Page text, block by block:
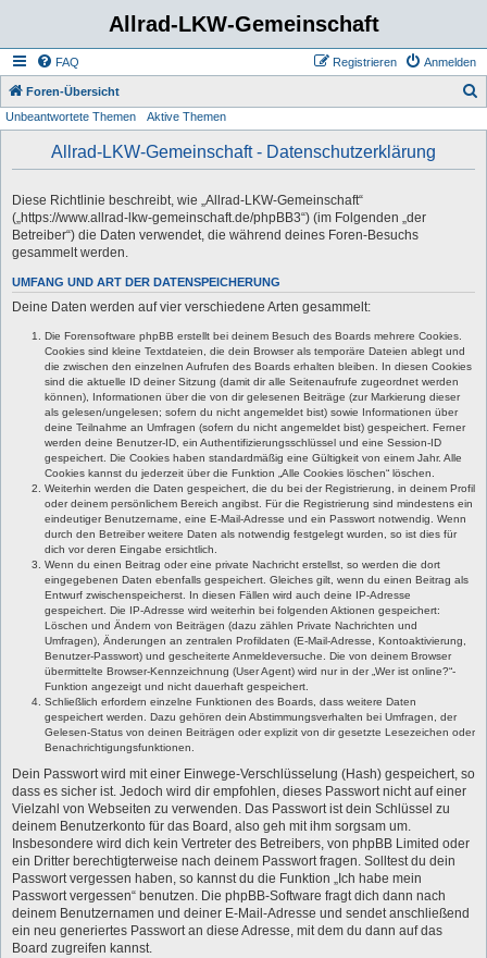
Allrad-LKW-Gemeinschaft
FAQ Anmelden
Registrieren
Foren-Übersicht
Unbeantwortete Themen Aktive Themen
Allrad-LKW-Gemeinschaft - Datenschutzerklärung
Diese Richtlinie beschreibt, wie „Allrad-LKW-Gemeinschaft“
(„https://www.allrad-lkw-gemeinschaft.de/phpBB3“) (im Folgenden „der
Betreiber“) die Daten verwendet, die während deines Foren-Besuchs
gesammelt werden.
UMFANG UND ART DER DATENSPEICHERUNG
Deine Daten werden auf vier verschiedene Arten gesammelt:
Die Forensoftware phpBB erstellt bei deinem Besuch des Boards mehrere Cookies.
Cookies sind kleine Textdateien, die dein Browser als temporäre Dateien ablegt und
die zwischen den einzelnen Aufrufen des Boards erhalten bleiben. In diesen Cookies
sind die aktuelle ID deiner Sitzung (damit dir alle Seitenaufrufe zugeordnet werden
können), Informationen über die von dir gelesenen Beiträge (zur Markierung dieser
als gelesen/ungelesen; sofern du nicht angemeldet bist) sowie Informationen über
deine Teilnahme an Umfragen (sofern du nicht angemeldet bist) gespeichert. Ferner
werden deine Benutzer-ID, ein Authentifizierungsschlüssel und eine Session-ID
gespeichert. Die Cookies haben standardmäßig eine Gültigkeit von einem Jahr. Alle
Cookies kannst du jederzeit über die Funktion „Alle Cookies löschen“ löschen.
Weiterhin werden die Daten gespeichert, die du bei der Registrierung, in deinem Profil
oder deinem persönlichem Bereich angibst. Für die Registrierung sind mindestens ein
eindeutiger Benutzername, eine E-Mail-Adresse und ein Passwort notwendig. Wenn
durch den Betreiber weitere Daten als notwendig festgelegt wurden, so ist dies für
dich vor deren Eingabe ersichtlich.
Wenn du einen Beitrag oder eine private Nachricht erstellst, so werden die dort
eingegebenen Daten ebenfalls gespeichert. Gleiches gilt, wenn du einen Beitrag als
Entwurf zwischenspeicherst. In diesen Fällen wird auch deine IP-Adresse
gespeichert. Die IP-Adresse wird weiterhin bei folgenden Aktionen gespeichert:
Löschen und Ändern von Beiträgen (dazu zählen Private Nachrichten und
Umfragen), Änderungen an zentralen Profildaten (E-Mail-Adresse, Kontoaktivierung,
Benutzer-Passwort) und gescheiterte Anmeldeversuche. Die von deinem Browser
übermittelte Browser-Kennzeichnung (User Agent) wird nur in der „Wer ist online?“-
Funktion angezeigt und nicht dauerhaft gespeichert.
Schließlich erfordern einzelne Funktionen des Boards, dass weitere Daten
gespeichert werden. Dazu gehören dein Abstimmungsverhalten bei Umfragen, der
Gelesen-Status von deinen Beiträgen oder explizit von dir gesetzte Lesezeichen oder
Benachrichtigungsfunktionen.
Dein Passwort wird mit einer Einwege-Verschlüsselung (Hash) gespeichert, so
dass es sicher ist. Jedoch wird dir empfohlen, dieses Passwort nicht auf einer
Vielzahl von Webseiten zu verwenden. Das Passwort ist dein Schlüssel zu
deinem Benutzerkonto für das Board, also geh mit ihm sorgsam um.
Insbesondere wird dich kein Vertreter des Betreibers, von phpBB Limited oder
ein Dritter berechtigterweise nach deinem Passwort fragen. Solltest du dein
Passwort vergessen haben, so kannst du die Funktion „Ich habe mein
Passwort vergessen“ benutzen. Die phpBB-Software fragt dich dann nach
deinem Benutzernamen und deiner E-Mail-Adresse und sendet anschließend
ein neu generiertes Passwort an diese Adresse, mit dem du dann auf das
Board zugreifen kannst.